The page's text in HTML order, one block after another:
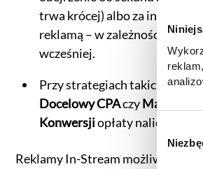
zgody,
W
b
trwa krócej) albo za interakcję
reklamą – w zależności od
wcześniej.
Przy strategiach takich jak
Docelowy CPAczy
Konwersjiopłaty naliczane
Reklamy In-Stream możliwe do